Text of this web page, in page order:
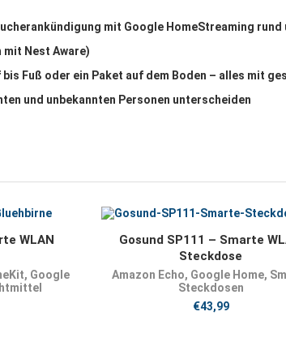
mit Google HomeStreaming rund
Nest Aware)
Fuß oder ein Paket auf dem Boden – alles mit
und unbekannten Personen unterscheiden
WLAN
, Google
JETZT KAUFEN
Gosund SP111 – Smarte
Steckdose
Amazon Echo, Google Home,
Steckdosen
€43,99